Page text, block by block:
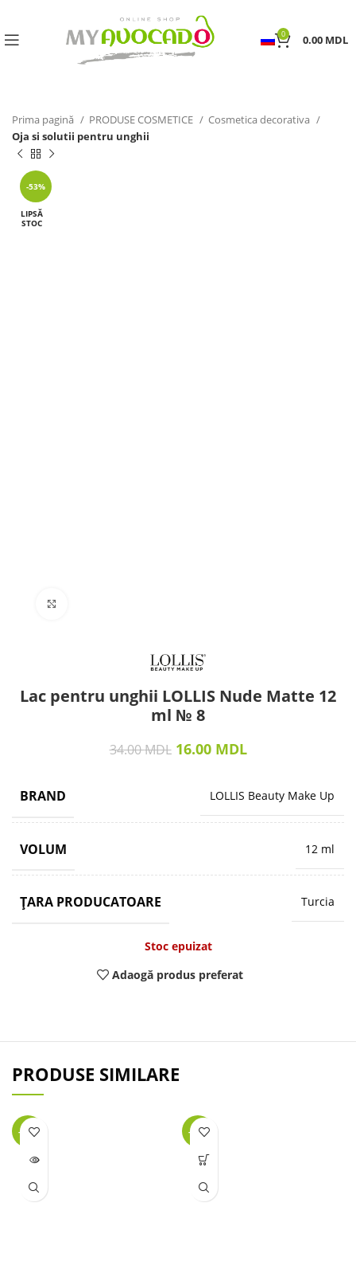
0 0.00 MDL
Prima pagină PRODUSE COSMETICE
Cosmetica decorativa
Oja si solutii pentru unghii
-53%
LIPSĂ
STOC
Lac pentru unghii LOLLIS Nude Matte 12
ml № 8
34.00MDL 16.00 MDL
BRAND LOLLIS Beauty Make Up
VOLUM 12 ml
ȚARA PRODUCATOARE Turcia
Stoc epuizat
Adaogă produs preferat
PRODUSE SIMILARE
-32%
LIPSĂ
-40%